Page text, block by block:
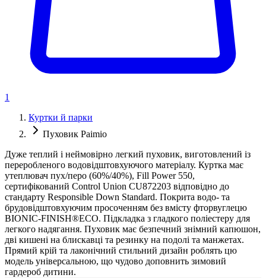
1
Куртки й парки
Пуховик Paimio
Дуже теплий і неймовірно легкий пуховик, виготовлений із
переробленого водовідштовхуючого матеріалу. Куртка має
утеплювач пух/перо (60%/40%), Fill Power 550,
сертифікований Control Union CU872203 відповідно до
стандарту Responsible Down Standard. Покрита водо- та
брудовідштовхуючим просоченням без вмісту фторвуглецю
BIONIC-FINISH®ECO. Підкладка з гладкого поліестеру для
легкого надягання. Пуховик має безпечний знімний капюшон,
дві кишені на блискавці та резинку на подолі та манжетах.
Прямий крій та лаконічний стильний дизайн роблять цю
модель універсальною, що чудово доповнить зимовий
гардероб дитини.